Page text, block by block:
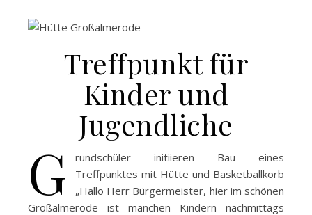
Treffpunkt für
Kinder und
Jugendliche
G
rundschüler initiieren Bau eines
Treffpunktes mit Hütte und Basketballkorb
„Hallo Herr Bürgermeister, hier im schönen
Großalmerode ist manchen Kindern nachmittags